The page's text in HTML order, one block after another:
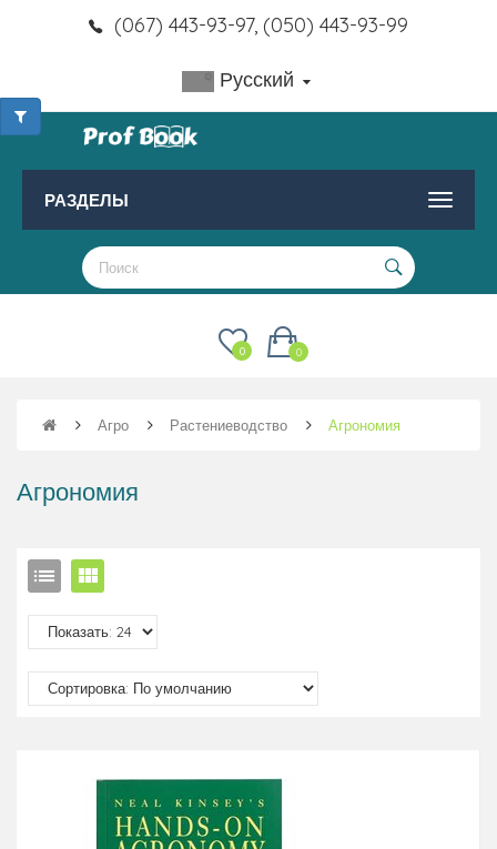
(067) 443-93-97, (050) 443-93-99
Русский
РАЗДЕЛЫ
0
0
Агро Растениеводство Агрономия
Агрономия